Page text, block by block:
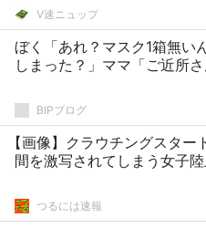
V速ニュップ
ぼく「あれ？マスク1箱無い
しまった？」ママ「ご近所さ
BIPブログ
【画像】クラウチングスター
間を激写されてしまう女子
つるには速報